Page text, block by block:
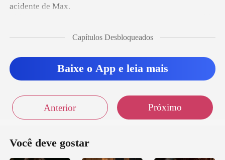
Baixar App
Capítulos Desbloqueados
Baixe o App e leia mais
Anterior Próximo
Você deve gostar